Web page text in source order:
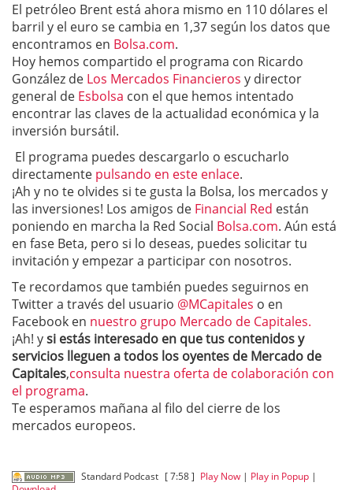
El petróleo Brent está ahora mismo en 110 dólares el
barril y el euro se cambia en 1,37 según los datos que
encontramos en Bolsa.com.
Hoy hemos compartido el programa con Ricardo
González de Los Mercados Financieros y director
general de Esbolsa con el que hemos intentado
encontrar las claves de la actualidad económica y la
inversión bursátil.
El programa puedes descargarlo o escucharlo
directamente pulsando en este enlace.
¡Ah y no te olvides si te gusta la Bolsa, los mercados y
las inversiones! Los amigos de Financial Red están
poniendo en marcha la Red Social Bolsa.com. Aún está
en fase Beta, pero si lo deseas, puedes solicitar tu
invitación y empezar a participar con nosotros.
Te recordamos que también puedes seguirnos en
Twitter a través del usuario @MCapitales o en
Facebook en nuestro grupo Mercado de Capitales.
¡Ah! ysi estás interesado en que tus contenidos y
servicios lleguen a todos los oyentes de Mercado de
Capitales,consulta nuestra oferta de colaboración con
el programa.
Te esperamos mañana al filo del cierre de los
mercados europeos.
Standard Podcast [ 7:58 ] Play Now | Play in Popup |